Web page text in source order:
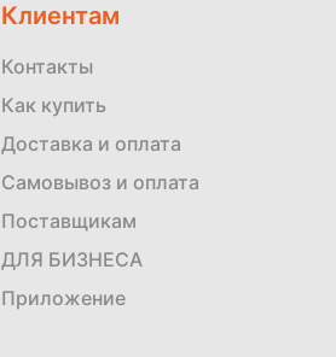
Клиентам
Контакты
Как купить
Доставка и оплата
Самовывоз и оплата
Поставщикам
ДЛЯ БИЗНЕСА
Приложение